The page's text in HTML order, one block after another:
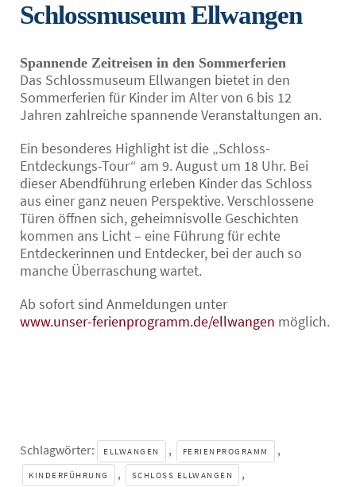
Schlossmuseum Ellwangen
Spannende Zeitreisen in den Sommerferien
Das Schlossmuseum Ellwangen bietet in den
Sommerferien für Kinder im Alter von 6 bis 12
Jahren zahlreiche spannende Veranstaltungen an.
Ein besonderes Highlight ist die „Schloss-
Entdeckungs-Tour“ am 9. August um 18 Uhr. Bei
dieser Abendführung erleben Kinder das Schloss
aus einer ganz neuen Perspektive. Verschlossene
Türen öffnen sich, geheimnisvolle Geschichten
kommen ans Licht – eine Führung für echte
Entdeckerinnen und Entdecker, bei der auch so
manche Überraschung wartet.
Ab sofort sind Anmeldungen unter
www.unser-ferienprogramm.de/ellwangen möglich.
Schlagwörter: ELLWANGEN , FERIENPROGRAMM ,
KINDERFÜHRUNG , SCHLOSS ELLWANGEN ,